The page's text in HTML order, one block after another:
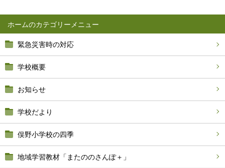
ホーム
緊急災害時の対応
学校概要
お知らせ
学校だより
俣野小学校の四季
地域学習教材「またののさんぽ＋」